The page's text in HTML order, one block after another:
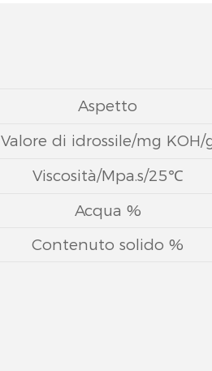
Aspetto
Valore di idrossile/mg KOH/
Viscosità/Mpa.s/25℃
Acqua %
Contenuto solido %